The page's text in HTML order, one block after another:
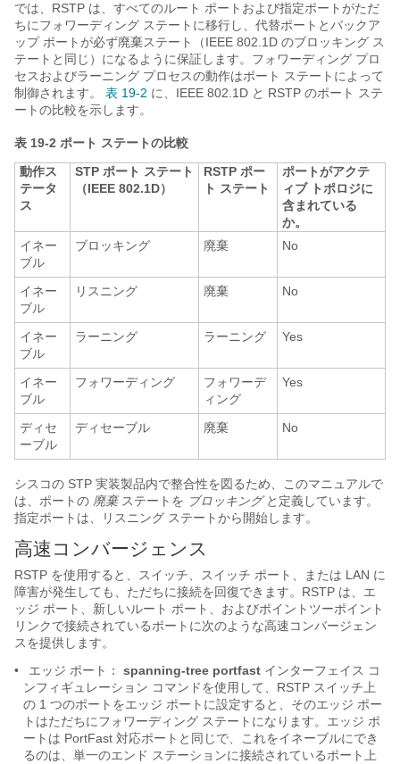
では、RSTP は、すべてのルート ポートおよび指定ポートがただ
ちにフォワーディング ステートに移行し、代替ポートとバックア
ップ ポートが必ず廃棄ステート（IEEE 802.1D のブロッキング ス
テートと同じ）になるように保証します。フォワーディング プロ
セスおよびラーニング プロセスの動作はポート ステートによって
制御されます。
表 19-2 に、IEEE 802.1D と RSTP のポート ステ
ートの比較を示します。
表 19-2 ポート ステートの比較
動作ス
テータ
ス
STP ポート ステート
（IEEE 802.1D）
RSTP ポー
ト ステート
ポートがアクテ
ィブ トポロジに
含まれている
か。
イネー
ブル
ブロッキング 廃棄 No
イネー
ブル
リスニング 廃棄 No
イネー
ブル
ラーニング ラーニング Yes
イネー
ブル
フォワーディング
フォワーデ
ィング
Yes
ディセ
ーブル
ディセーブル 廃棄 No
シスコの STP 実装製品内で整合性を図るため、このマニュアルで
は、ポートの 廃棄ステートを ブロッキングと定義しています。
指定ポートは、リスニング ステートから開始します。
高速コンバージェンス
RSTP を使用すると、スイッチ、スイッチ ポート、または LAN に
障害が発生しても、ただちに接続を回復できます。RSTP は、エ
ッジ ポート、新しいルート ポート、およびポイントツーポイント
リンクで接続されているポートに次のような高速コンバージェン
スを提供します。
•
エッジ ポート ： spanning-tree portfast インターフェイス コ
ンフィギュレーション コマンドを使用して、RSTP スイッチ上
の 1 つのポートをエッジ ポートに設定すると、そのエッジ ポー
トはただちにフォワーディング ステートになります。エッジ ポ
ートは PortFast 対応ポートと同じで、これをイネーブルにでき
るのは、単一のエンド ステーションに接続されているポート上